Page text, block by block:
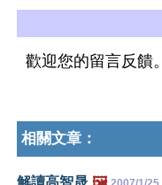
歡迎您的留言反饋。
相關文章：
解讀高智晟 🖼️